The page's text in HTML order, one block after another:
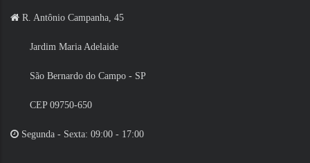
R. Antônio Campanha, 45
Jardim Maria Adelaide
São Bernardo do Campo - SP
CEP 09750-650
Segunda - Sexta: 09:00 - 17:00